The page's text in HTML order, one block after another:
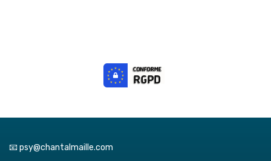
📧 psy@chantalmaille.com